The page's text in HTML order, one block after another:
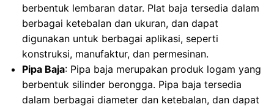
berbentuk lembaran datar. Plat baja tersedia dalam
berbagai ketebalan dan ukuran, dan dapat
digunakan untuk berbagai aplikasi, seperti
konstruksi, manufaktur, dan permesinan.
Pipa Baja: Pipa baja merupakan produk logam yang
berbentuk silinder berongga. Pipa baja tersedia
dalam berbagai diameter dan ketebalan, dan dapat